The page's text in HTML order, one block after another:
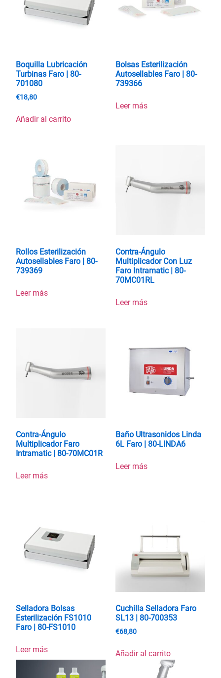
Boquilla Lubricación
Turbinas Faro | 80-
701080
€18,80
Añadir al carrito
Bolsas Esterilización
Autosellables Faro | 80-
739366
Leer más
Rollos Esterilización
Autosellables Faro | 80-
739369
Leer más
Contra-Ángulo
Multiplicador Con Luz
Faro Intramatic | 80-
70MC01RL
Leer más
Contra-Ángulo
Multiplicador Faro
Intramatic | 80-70MC01R
Leer más
Baño Ultrasonidos Linda
6L Faro | 80-LINDA6
Leer más
Selladora Bolsas
Esterilización FS1010
Faro | 80-FS1010
Leer más
Cuchilla Selladora Faro
SL13 | 80-700353
€68,80
Añadir al carrito